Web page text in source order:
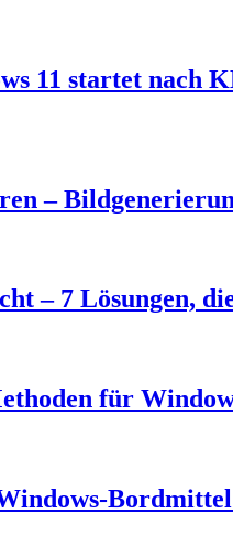
11 startet nach
–
– 7 Lösungen,
für